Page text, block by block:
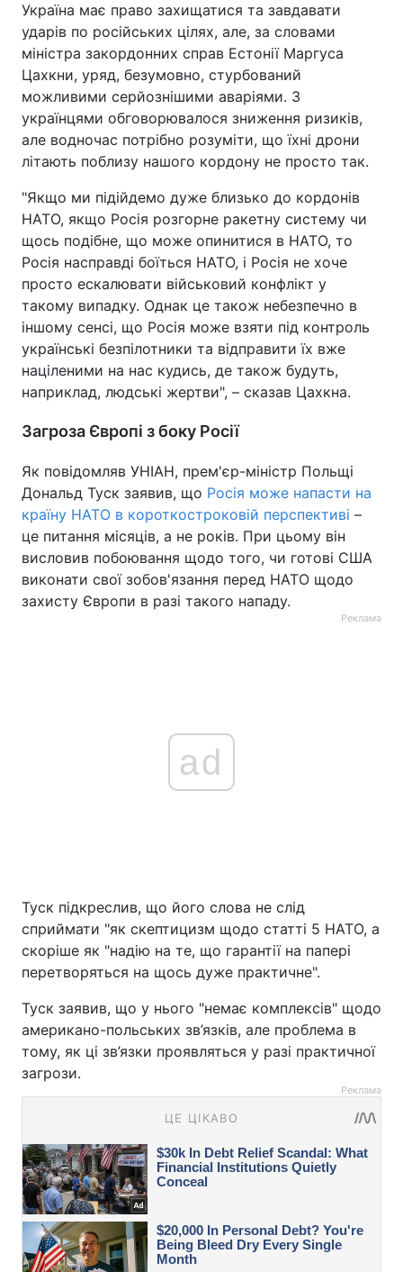
Україна має право захищатися та завдавати
ударів по російських цілях, але, за словами
міністра закордонних справ Естонії Маргуса
Цахкни, уряд, безумовно, стурбований
можливими серйознішими аваріями. З
українцями обговорювалося зниження ризиків,
але водночас потрібно розуміти, що їхні дрони
літають поблизу нашого кордону не просто так.
"Якщо ми підійдемо дуже близько до кордонів
НАТО, якщо Росія розгорне ракетну систему чи
щось подібне, що може опинитися в НАТО, то
Росія насправді боїться НАТО, і Росія не хоче
просто ескалювати військовий конфлікт у
такому випадку. Однак це також небезпечно в
іншому сенсі, що Росія може взяти під контроль
українські безпілотники та відправити їх вже
націленими на нас кудись, де також будуть,
наприклад, людські жертви", – сказав Цахкна.
Загроза Європі з боку Росії
Як повідомляв УНІАН, прем'єр-міністр Польщі
Дональд Туск заявив, що Росія може напасти на
країну НАТО в короткостроковій перспективі –
це питання місяців, а не років. При цьому він
висловив побоювання щодо того, чи готові США
виконати свої зобов'язання перед НАТО щодо
захисту Європи в разі такого нападу.
Реклама
ad
Туск підкреслив, що його слова не слід
сприймати "як скептицизм щодо статті 5 НАТО, а
скоріше як "надію на те, що гарантії на папері
перетворяться на щось дуже практичне".
Туск заявив, що у нього "немає комплексів" щодо
американо-польських зв’язків, але проблема в
тому, як ці зв’язки проявляться у разі практичної
загрози.
Реклама